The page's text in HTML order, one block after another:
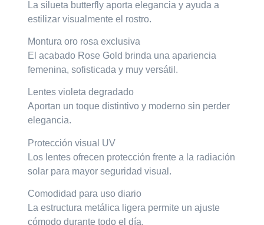
La silueta butterfly aporta elegancia y ayuda a
estilizar visualmente el rostro.
Montura oro rosa exclusiva
El acabado Rose Gold brinda una apariencia
femenina, sofisticada y muy versátil.
Lentes violeta degradado
Aportan un toque distintivo y moderno sin perder
elegancia.
Protección visual UV
Los lentes ofrecen protección frente a la radiación
solar para mayor seguridad visual.
Comodidad para uso diario
La estructura metálica ligera permite un ajuste
cómodo durante todo el día.